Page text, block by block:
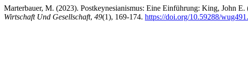
Marterbauer, M. (2023). Postkeynesianismus: Eine Einführung: King, John
Wirtschaft Und Gesellschaft, 49(1), 169-174. https://doi.org/10.59288/